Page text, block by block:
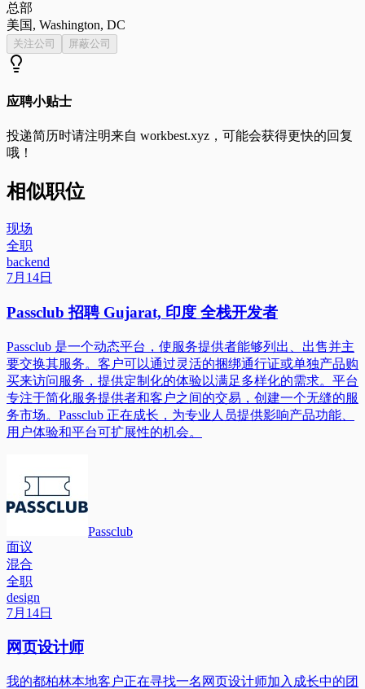
总部
美国, Washington, DC
关注公司 屏蔽公司
应聘小贴士
投递简历时请注明来自 workbest.xyz ，可能会获得更快的回复
哦！
相似职位
现场
全职
backend
7月14日
Passclub 招聘 Gujarat, 印度 全栈开发者
Passclub 是一个动态平台，使服务提供者能够列出、出售并主
要交换其服务。客户可以通过灵活的捆绑通行证或单独产品购
买来访问服务，提供定制化的体验以满足多样化的需求。平台
专注于简化服务提供者和客户之间的交易，创建一个无缝的服
务市场。Passclub 正在成长，为专业人员提供影响产品功能、
用户体验和平台可扩展性的机会。
Passclub
面议
混合
全职
design
7月14日
网页设计师
我的都柏林本地客户正在寻找一名网页设计师加入成长中的团